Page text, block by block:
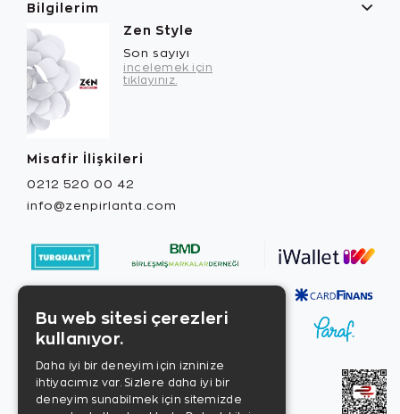
Bilgilerim
Zen Style
Son sayıyı
incelemek için
tıklayınız.
Misafir İlişkileri
0212 520 00 42
info@zenpirlanta.com
Bu web sitesi çerezleri
kullanıyor.
Daha iyi bir deneyim için izninize
ihtiyacımız var. Sizlere daha iyi bir
deneyim sunabilmek için sitemizde